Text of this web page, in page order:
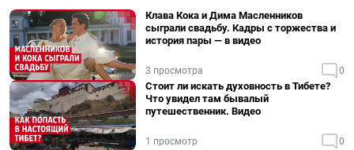
Клава Кока и Дима Масленников
сыграли свадьбу. Кадры с торжества и
история пары — в видео
3 просмотра 0
Стоит ли искать духовность в Тибете?
Что увидел там бывалый
путешественник. Видео
1 просмотр 0